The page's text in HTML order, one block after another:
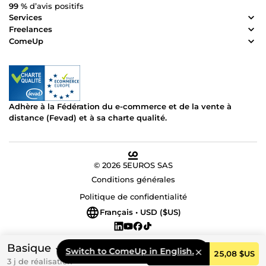
Basique
3 j de réalisation
Commander 25,08 $US
Switch to ComeUp in English.
99 % d’avis positifs
Services
Freelances
ComeUp
Adhère à la Fédération du e-commerce et de la vente à
distance (Fevad) et à sa charte qualité.
© 2026 5EUROS SAS
Conditions générales
Politique de confidentialité
Français • USD ($US)